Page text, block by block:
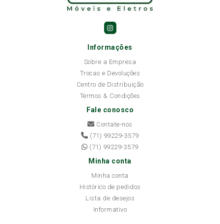
Informações
Sobre a Empresa
Trocas e Devoluções
Centro de Distribuição
Termos & Condições
Fale conosco
Contate-nos
(71) 99229-3579
(71) 99229-3579
Minha conta
Minha conta
Histórico de pedidos
Lista de desejos
Informativo